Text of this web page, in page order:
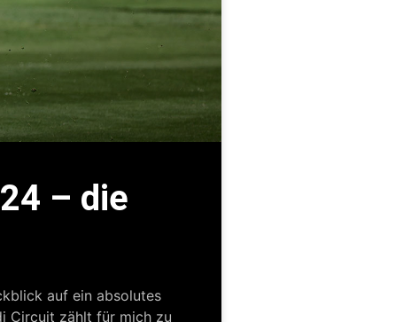
– die
auf ein absolutes
Circuit zählt für mich zu